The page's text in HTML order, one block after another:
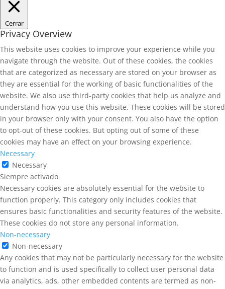
Cerrar
Privacy Overview
This website uses cookies to improve your experience while you
navigate through the website. Out of these cookies, the cookies
that are categorized as necessary are stored on your browser as
they are essential for the working of basic functionalities of the
website. We also use third-party cookies that help us analyze and
understand how you use this website. These cookies will be stored
in your browser only with your consent. You also have the option
to opt-out of these cookies. But opting out of some of these
cookies may have an effect on your browsing experience.
Necessary
Necessary
Siempre activado
Necessary cookies are absolutely essential for the website to
function properly. This category only includes cookies that
ensures basic functionalities and security features of the website.
These cookies do not store any personal information.
Non-necessary
Non-necessary
Any cookies that may not be particularly necessary for the website
to function and is used specifically to collect user personal data
via analytics, ads, other embedded contents are termed as non-